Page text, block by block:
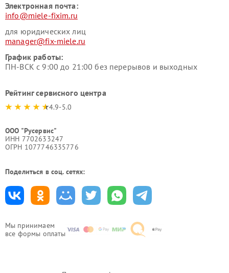
Мы принимаем
все формы оплаты
Электронная почта:
info@miele-fixim.ru
для юридических лиц
manager@fix-miele.ru
График работы:
ПН-ВСК с 9:00 до 21:00 без перерывов и выходных
Рейтинг сервисного центра
4.9-5.0
ООО "Русервис"
ИНН 7702633247
ОГРН 1077746335776
Поделиться в соц. сетях: